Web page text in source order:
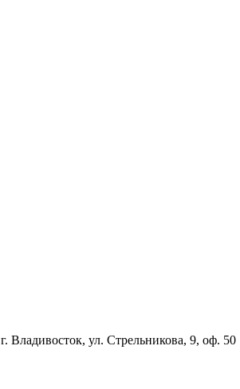
г. Владивосток, ул. Стрельникова, 9, оф. 50